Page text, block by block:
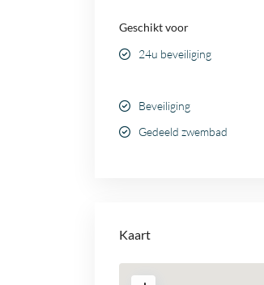
Geschikt voor
24u beveiliging
Beveiliging
Gedeeld zwembad
Kaart